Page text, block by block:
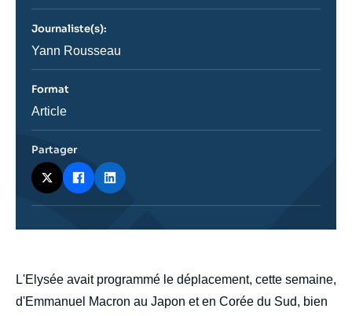
body
L'Elysée avait programmé le déplacement, cette semaine,
d'Emmanuel Macron au Japon et en Corée du Sud, bien
journal,
ou
émission
Journaliste(s):
Journaliste
Yann Rousseau
Format
Catégorie
Article
Partager